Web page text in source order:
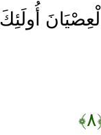
أُولَئِكَ